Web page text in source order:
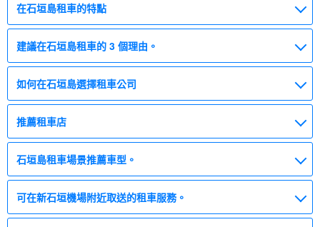
在石垣島租車的特點
建議在石垣島租車的 3 個理由。
如何在石垣島選擇租車公司
推薦租車店
石垣島租車場景推薦車型。
可在新石垣機場附近取送的租車服務。